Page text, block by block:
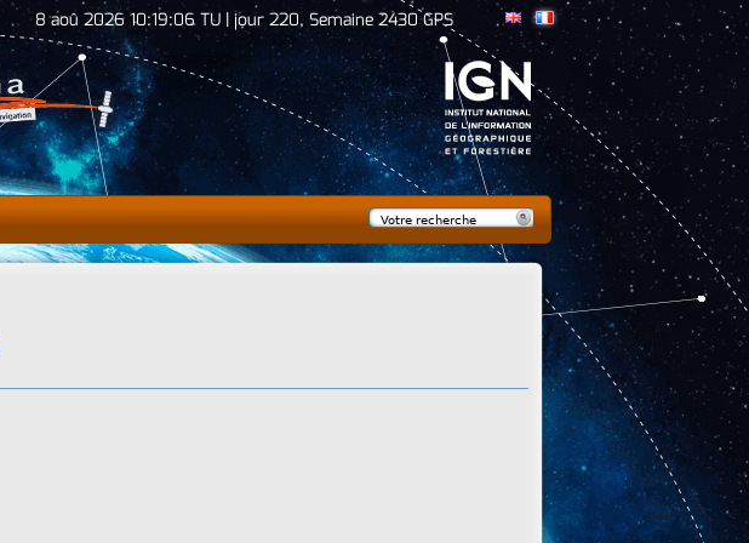
8 aoû 2026 10:19:07 TU | jour 220, Semaine 2430 GPS
Formulaire de
Rechercher